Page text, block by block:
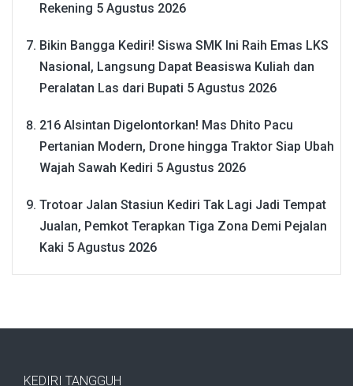
Rekening 5 Agustus 2026
Bikin Bangga Kediri! Siswa SMK Ini Raih Emas LKS
Nasional, Langsung Dapat Beasiswa Kuliah dan
Peralatan Las dari Bupati 5 Agustus 2026
216 Alsintan Digelontorkan! Mas Dhito Pacu
Pertanian Modern, Drone hingga Traktor Siap Ubah
Wajah Sawah Kediri 5 Agustus 2026
Trotoar Jalan Stasiun Kediri Tak Lagi Jadi Tempat
Jualan, Pemkot Terapkan Tiga Zona Demi Pejalan
Kaki 5 Agustus 2026
KEDIRI TANGGUH